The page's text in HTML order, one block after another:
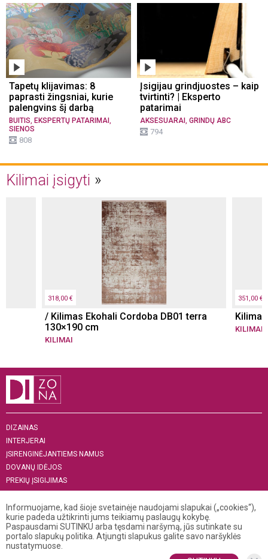
Tapetų klijavimas: 8
paprasti žingsniai, kurie
palengvins šį darbą
BUITIS, EKSPERTŲ PATARIMAI ,
SIENOS
808
Įsigijau grindjuostes – kaip
tvirtinti? | Eksperto
patarimai
AKSESUARAI , GRINDŲ ABC
794
Kilimai įsigyti
318,00 €
/ Kilimas Ekohali Cordoba DB01 terra
130×190 cm
KILIMAI
351,00 €
KILIMAI
DIZAINAS
INTERJERAI
ĮSIRENGINĖJANTIEMS NAMUS
DOVANŲ IDĖJOS
PREKIŲ ĮSIGIJIMAS
APIE MUS
„MENAS INTERJERUI 2019“
+370 521 04 141
info@dizona.lt
Visos teisės saugomos. © 2026 DIZONA
Informuojame, kad šioje svetainėje naudojami slapukai („cookies“),
kurie padeda užtikrinti jums teikiamų paslaugų kokybę.
Paspausdami SUTINKU arba tęsdami naršymą, jūs sutinkate su
portalo slapukų politika. Atjungti slapukus galite savo naršyklės
nustatymuose.